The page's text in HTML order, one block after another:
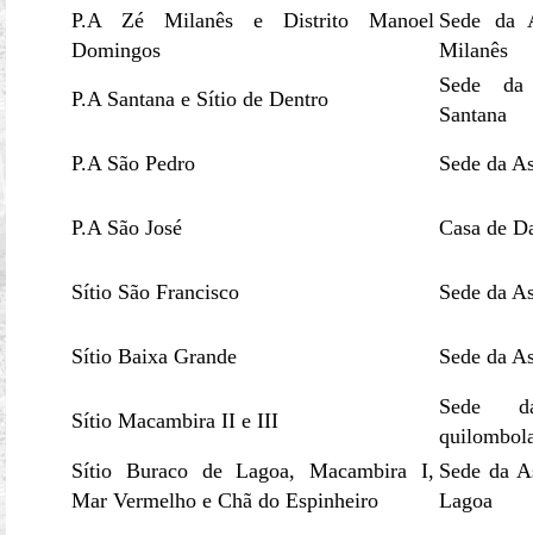
P.A Zé Milanês e Distrito Manoel
Domingos
Sede da
Milanês
P.A Santana e Sítio de Dentro
Sede
Santana
P.A São Pedro Sede da
P.A São José Casa de
Sítio São Francisco Sede da
Sítio Baixa Grande Sede da
Sítio Macambira II e III
Sede
Sítio Buraco de Lagoa, Macambira I,
Mar Vermelho e Chã do Espinheiro
Sede da
Lagoa